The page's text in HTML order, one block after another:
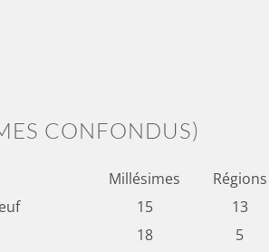
CONFONDUS)
Millésimes Régions
15 13
18 5